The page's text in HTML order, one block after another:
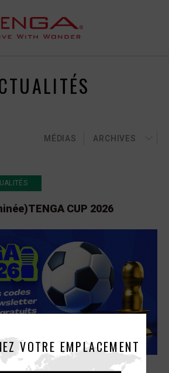
MÉDIAS ARCHIVES
CUP 2026
VOTRE EMPLACEMENT